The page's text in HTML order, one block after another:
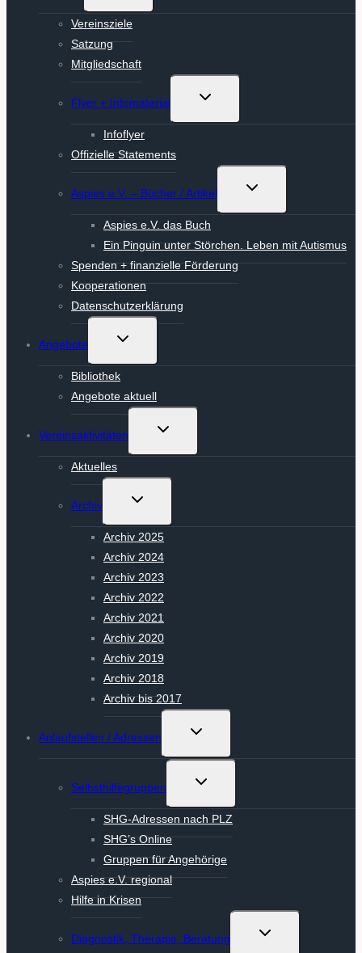
Vereinsziele
Satzung
Mitgliedschaft
Flyer + Infomaterial
Untermenü
Infoflyer
Offizielle Statements
Aspies e.V. – Bücher / Artikel
Untermenü
Aspies e.V. das Buch
Ein Pinguin unter Störchen. Leben mit Autismus
Spenden + finanzielle Förderung
Kooperationen
Datenschutzerklärung
Angebote
Untermenü
Bibliothek
Angebote aktuell
Vereinsaktivitäten
Untermenü
Aktuelles
Archiv
Untermenü
Archiv 2025
Archiv 2024
Archiv 2023
Archiv 2022
Archiv 2021
Archiv 2020
Archiv 2019
Archiv 2018
Archiv bis 2017
Anlaufstellen / Adressen
Untermenü
Selbsthilfegruppen
Untermenü
SHG-Adressen nach PLZ
SHG’s Online
Gruppen für Angehörige
Aspies e.V. regional
Hilfe in Krisen
Diagnostik, Therapie, Beratung
Untermenü